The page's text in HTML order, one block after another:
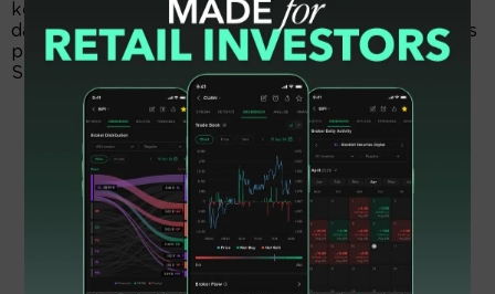
kedua anak usaha perseroan yaitu Mareta Persada,
dan Kreasi Jasa Persada. Berdasar perjanjian, fasilitas
pinjaman tersebut akan jatuh tempo pada 26
September 2028 mendatang.